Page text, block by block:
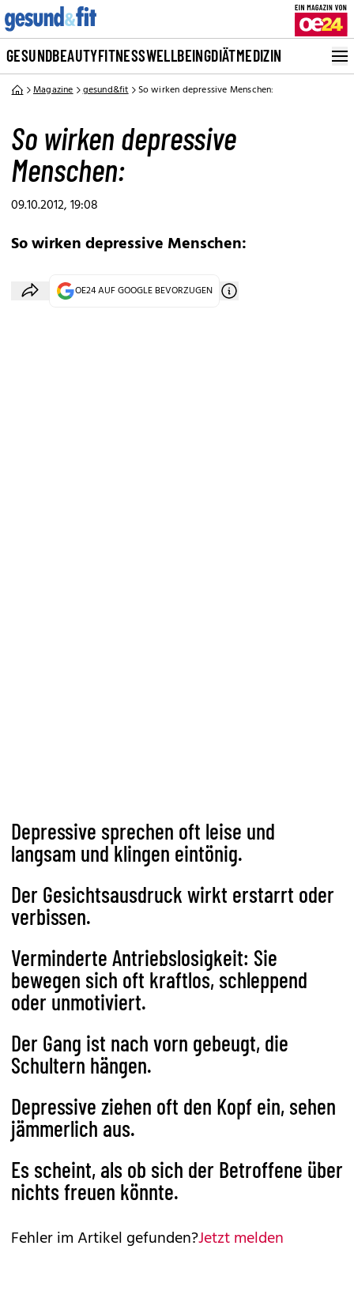
GESUNDBEAUTYFITNESSWELLBEINGDIÄTMEDIZIN
Magazine gesund&fit So wirken depressive Menschen:
So wirken depressive
Menschen:
09.10.2012, 19:08
So wirken depressive Menschen:
OE24 AUF GOOGLE BEVORZUGEN
Depressive sprechen oft leise und
langsam und klingen eintönig.
Der Gesichtsausdruck wirkt erstarrt oder
verbissen.
Verminderte Antriebslosigkeit: Sie
bewegen sich oft kraftlos, schleppend
oder unmotiviert.
Der Gang ist nach vorn gebeugt, die
Schultern hängen.
Depressive ziehen oft den Kopf ein, sehen
jämmerlich aus.
Es scheint, als ob sich der Betroffene über
nichts freuen könnte.
Fehler im Artikel gefunden?Jetzt melden